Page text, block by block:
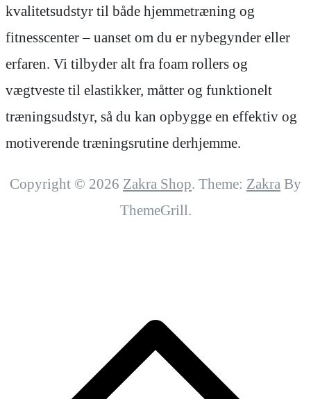
kvalitetsudstyr til både hjemmetræning og
fitnesscenter – uanset om du er nybegynder eller
erfaren. Vi tilbyder alt fra foam rollers og
vægtveste til elastikker, måtter og funktionelt
træningsudstyr, så du kan opbygge en effektiv og
motiverende træningsrutine derhjemme.
Copyright © 2026 Zakra Shop. Theme: Zakra By
ThemeGrill.